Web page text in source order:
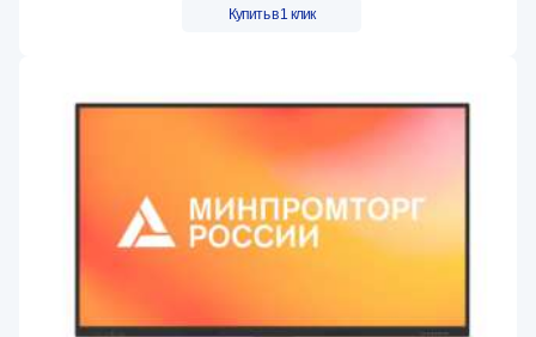
Купить в 1 клик